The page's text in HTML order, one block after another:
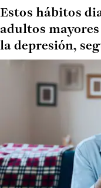
Estos hábitos
adultos
la depresión,